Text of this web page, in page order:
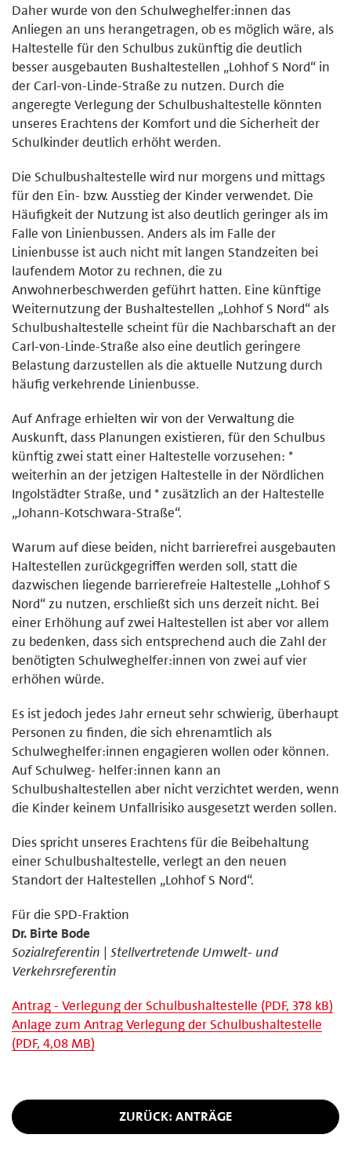
Daher wurde von den Schulweghelfer:innen das
Anliegen an uns herangetragen, ob es möglich wäre, als
Haltestelle für den Schulbus zukünftig die deutlich
besser ausgebauten Bushaltestellen „Lohhof S Nord“ in
der Carl-von-Linde-Straße zu nutzen. Durch die
angeregte Verlegung der Schulbushaltestelle könnten
unseres Erachtens der Komfort und die Sicherheit der
Schulkinder deutlich erhöht werden.
Die Schulbushaltestelle wird nur morgens und mittags
für den Ein- bzw. Ausstieg der Kinder verwendet. Die
Häufigkeit der Nutzung ist also deutlich geringer als im
Falle von Linienbussen. Anders als im Falle der
Linienbusse ist auch nicht mit langen Standzeiten bei
laufendem Motor zu rechnen, die zu
Anwohnerbeschwerden geführt hatten. Eine künftige
Weiternutzung der Bushaltestellen „Lohhof S Nord“ als
Schulbushaltestelle scheint für die Nachbarschaft an der
Carl-von-Linde-Straße also eine deutlich geringere
Belastung darzustellen als die aktuelle Nutzung durch
häufig verkehrende Linienbusse.
Auf Anfrage erhielten wir von der Verwaltung die
Auskunft, dass Planungen existieren, für den Schulbus
künftig zwei statt einer Haltestelle vorzusehen: *
weiterhin an der jetzigen Haltestelle in der Nördlichen
Ingolstädter Straße, und * zusätzlich an der Haltestelle
„Johann-Kotschwara-Straße“.
Warum auf diese beiden, nicht barrierefrei ausgebauten
Haltestellen zurückgegriffen werden soll, statt die
dazwischen liegende barrierefreie Haltestelle „Lohhof S
Nord“ zu nutzen, erschließt sich uns derzeit nicht. Bei
einer Erhöhung auf zwei Haltestellen ist aber vor allem
zu bedenken, dass sich entsprechend auch die Zahl der
benötigten Schulweghelfer:innen von zwei auf vier
erhöhen würde.
Es ist jedoch jedes Jahr erneut sehr schwierig, überhaupt
Personen zu finden, die sich ehrenamtlich als
Schulweghelfer:innen engagieren wollen oder können.
Auf Schulweg- helfer:innen kann an
Schulbushaltestellen aber nicht verzichtet werden, wenn
die Kinder keinem Unfallrisiko ausgesetzt werden sollen.
Dies spricht unseres Erachtens für die Beibehaltung
einer Schulbushaltestelle, verlegt an den neuen
Standort der Haltestellen „Lohhof S Nord“.
Für die SPD-Fraktion
Dr. Birte Bode
Sozialreferentin | Stellvertretende Umwelt- und
Verkehrsreferentin
Antrag - Verlegung der Schulbushaltestelle (PDF, 378 kB)
Anlage zum Antrag Verlegung der Schulbushaltestelle
(PDF, 4,08 MB)
ZURÜCK: ANTRÄGE